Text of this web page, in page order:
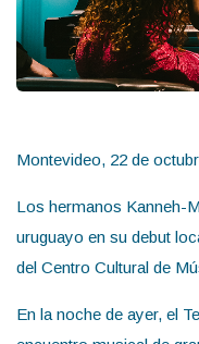
Montevideo, 22 de
Los hermanos Kanneh-
uruguayo en su debut
del Centro Cultural de
En la noche de ayer, el